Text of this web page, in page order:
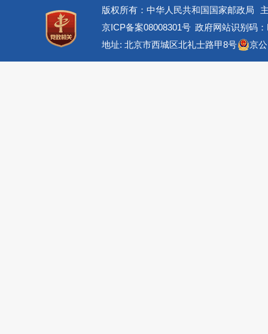
版权所有：中华人民共和国国家邮政局
京ICP备案08008301号 政府网站识别码
地址: 北京市西城区北礼士路甲8号
京